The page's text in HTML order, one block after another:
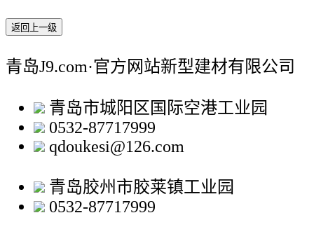
返回上一级
青岛J9.com·官方网站新型建材有限公司
青岛市城阳区国际空港工业园
0532-87717999
qdoukesi@126.com
青岛胶州市胶莱镇工业园
0532-87717999